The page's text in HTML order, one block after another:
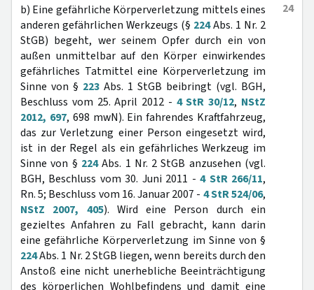
24
b) Eine gefährliche Körperverletzung mittels eines
anderen gefährlichen Werkzeugs (§ 224Abs. 1 Nr. 2
StGB) begeht, wer seinem Opfer durch ein von
außen unmittelbar auf den Körper einwirkendes
gefährliches Tatmittel eine Körperverletzung im
Sinne von § 223 Abs. 1 StGB beibringt (vgl. BGH,
Beschluss vom 25. April 2012 - 4 StR 30/12, NStZ
2012, 697, 698 mwN). Ein fahrendes Kraftfahrzeug,
das zur Verletzung einer Person eingesetzt wird,
ist in der Regel als ein gefährliches Werkzeug im
Sinne von § 224Abs. 1 Nr. 2 StGB anzusehen (vgl.
BGH, Beschluss vom 30. Juni 2011 -4 StR 266/11,
Rn. 5; Beschluss vom 16. Januar 2007 - 4 StR 524/06,
NStZ 2007, 405). Wird eine Person durch ein
gezieltes Anfahren zu Fall gebracht, kann darin
eine gefährliche Körperverletzung im Sinne von §
224Abs. 1 Nr. 2 StGB liegen, wenn bereits durch den
Anstoß eine nicht unerhebliche Beeinträchtigung
des körperlichen Wohlbefindens und damit eine